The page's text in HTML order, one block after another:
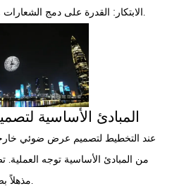
الابتكار: القدرة على دمج الشعارات والشخصيات والرسائل في السماء.
المبادئ الأساسية
عند التخطيط لتصميم عرض ضوئي
من المبادئ الأساسية توجه
مذهلاً بصريًا وموثوقًا تقنيًا وصديقًا للجمهور.